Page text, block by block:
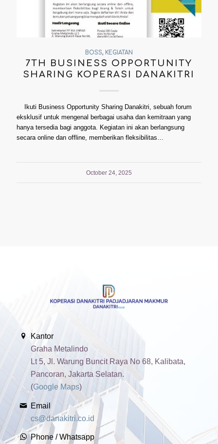
BOSS, KEGIATAN
7TH BUSINESS OPPORTUNITY
SHARING KOPERASI DANAKITRI
Ikuti Business Opportunity Sharing Danakitri, sebuah forum
eksklusif untuk mengenal berbagai usaha dan kemitraan yang
hanya tersedia bagi anggota. Kegiatan ini akan berlangsung
secara online dan offline, memberikan fleksibilitas…
October 24, 2025
Kantor
Graha Metalindo
Lt 5, Jl. Warung Buncit Raya No 68, Kalibata,
Pancoran, Jakarta Selatan.
(Google Maps)
Email
cs@danakitri.co.id
Phone / Whatsapp